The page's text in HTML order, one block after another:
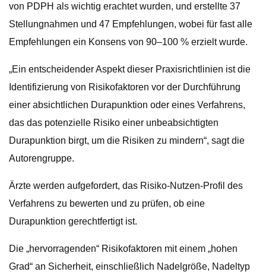
von PDPH als wichtig erachtet wurden, und erstellte 37
Stellungnahmen und 47 Empfehlungen, wobei für fast alle
Empfehlungen ein Konsens von 90–100 % erzielt wurde.
„Ein entscheidender Aspekt dieser Praxisrichtlinien ist die
Identifizierung von Risikofaktoren vor der Durchführung
einer absichtlichen Durapunktion oder eines Verfahrens,
das das potenzielle Risiko einer unbeabsichtigten
Durapunktion birgt, um die Risiken zu mindern“, sagt die
Autorengruppe.
Ärzte werden aufgefordert, das Risiko-Nutzen-Profil des
Verfahrens zu bewerten und zu prüfen, ob eine
Durapunktion gerechtfertigt ist.
Die „hervorragenden“ Risikofaktoren mit einem „hohen
Grad“ an Sicherheit, einschließlich Nadelgröße, Nadeltyp